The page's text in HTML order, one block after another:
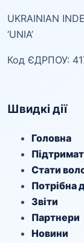
UKRAINIAN
‘UNIA’
Код ЄДРПОУ:
Швидкі дії
Головна
Стати
Потрібна
Звіти
Партнери
Новини